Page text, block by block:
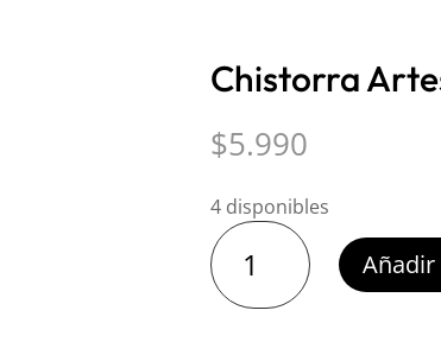
Chistorra
$5.990
4 disponibles
Chistorra
Artesanal
Ahumada
cantidad